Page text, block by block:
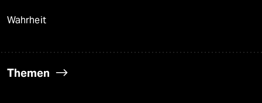
Wahrheit
Themen